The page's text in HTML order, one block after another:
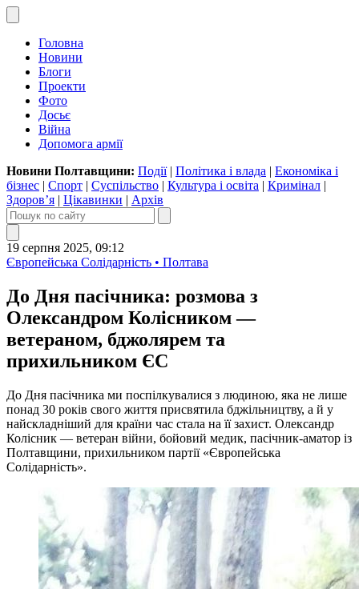
Головна
Новини
Блоги
Проекти
Фото
Досьє
Війна
Допомога армії
Новини Полтавщини: Події| Політика і влада | Економіка і
бізнес | Спорт | Суспільство | Культура і освіта | Кримінал |
Здоров’я | Цікавинки | Архів
19 серпня 2025, 09:12
Європейська Солідарність • Полтава
До Дня пасічника: розмова з
Олександром Колісником —
ветераном, бджолярем та
прихильником ЄС
До Дня пасічника ми поспілкувалися з людиною, яка не лише
понад 30 років свого життя присвятила бджільництву, а й у
найскладніший для країни час стала на її захист. Олександр
Колісник — ветеран війни, бойовий медик, пасічник-аматор із
Полтавщини, прихильником партії «Європейська
Солідарність».